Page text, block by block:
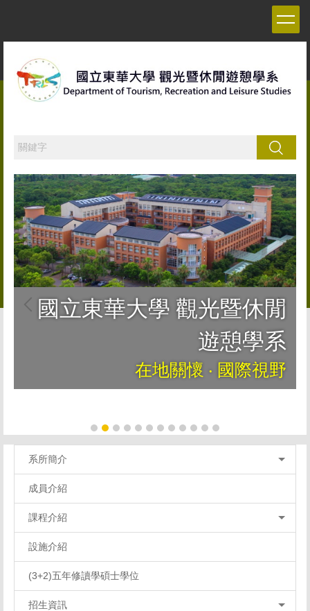
搜尋
國立東華大學 觀光暨休閒
遊憩學系
在地關懷 ‧ 國際視野
國立東華大學 觀光暨休閒
深度遊憩體驗‧關懷社群健康‧強調
資源永續
系所簡介
成員介紹
課程介紹
設施介紹
(3+2)五年修讀學碩士學位
招生資訊